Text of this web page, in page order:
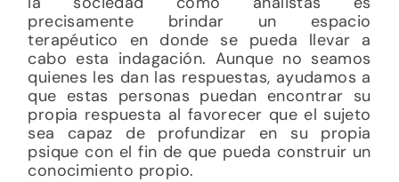
precisamente brindar un espacio
terapéutico en donde se pueda llevar a
cabo esta indagación. Aunque no seamos
quienes les dan las respuestas, ayudamos a
que estas personas puedan encontrar su
propia respuesta al favorecer que el sujeto
sea capaz de profundizar en su propia
psique con el fin de que pueda construir un
conocimiento propio.